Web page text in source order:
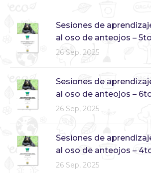
Sesiones de
al oso de anteojos –
26 Sep, 2025
Sesiones de
al oso de anteojos –
26 Sep, 2025
Sesiones de
al oso de anteojos –
26 Sep, 2025